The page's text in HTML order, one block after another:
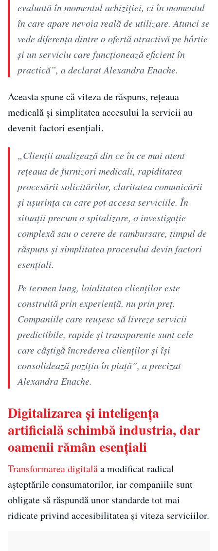
evaluată în momentul achiziției, ci în momentul
în care apare nevoia reală de utilizare. Atunci se
vede diferența dintre o ofertă atractivă pe hârtie
și un serviciu care funcționează eficient în
practică”, a declarat Alexandra Enache.
Aceasta spune că viteza de răspuns, rețeaua
medicală și simplitatea accesului la servicii au
devenit factori esențiali.
„Clienții analizează din ce în ce mai atent
rețeaua de furnizori medicali, rapiditatea
procesării solicitărilor, claritatea comunicării
și ușurința cu care pot accesa serviciile. În
situații precum o spitalizare, o investigație
complexă sau o cerere de rambursare, timpul de
răspuns și simplitatea procesului devin factori
esențiali.
Pe termen lung, loialitatea clienților este
construită prin experiență, nu prin preț.
Companiile care reușesc să livreze servicii
predictibile, rapide și transparente sunt cele
care câștigă încrederea clienților și își
consolidează poziția în piață”, a precizat
Alexandra Enache.
Digitalizarea și inteligența
artificială schimbă industria, dar
oamenii rămân esențiali
Transformarea digitalăa modificat radical
așteptările consumatorilor, iar companiile sunt
obligate să răspundă unor standarde tot mai
ridicate privind accesibilitatea și viteza serviciilor.